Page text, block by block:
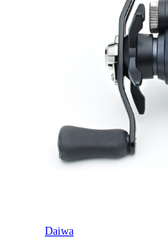
Leverantörens artikelnummer
Daiwa